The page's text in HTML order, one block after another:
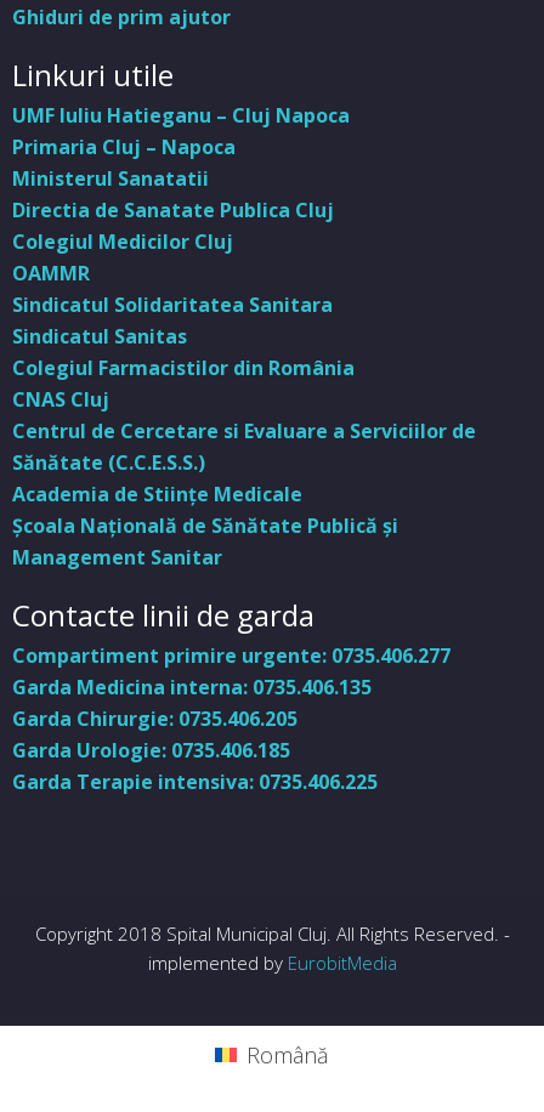
Ghiduri de prim ajutor
Linkuri utile
UMF Iuliu Hatieganu – Cluj Napoca
Primaria Cluj – Napoca
Ministerul Sanatatii
Directia de Sanatate Publica Cluj
Colegiul Medicilor Cluj
OAMMR
Sindicatul Solidaritatea Sanitara
Sindicatul Sanitas
Colegiul Farmacistilor din România
CNAS Cluj
Centrul de Cercetare si Evaluare a Serviciilor de
Sănătate (C.C.E.S.S.)
Academia de Stiinţe Medicale
Şcoala Naţională de Sănătate Publică şi
Management Sanitar
Contacte linii de garda
Compartiment primire urgente: 0735.406.277
Garda Medicina interna: 0735.406.135
Garda Chirurgie: 0735.406.205
Garda Urologie: 0735.406.185
Garda Terapie intensiva: 0735.406.225
Copyright 2018 Spital Municipal Cluj. All Rights Reserved. -
implemented by EurobitMedia
Română